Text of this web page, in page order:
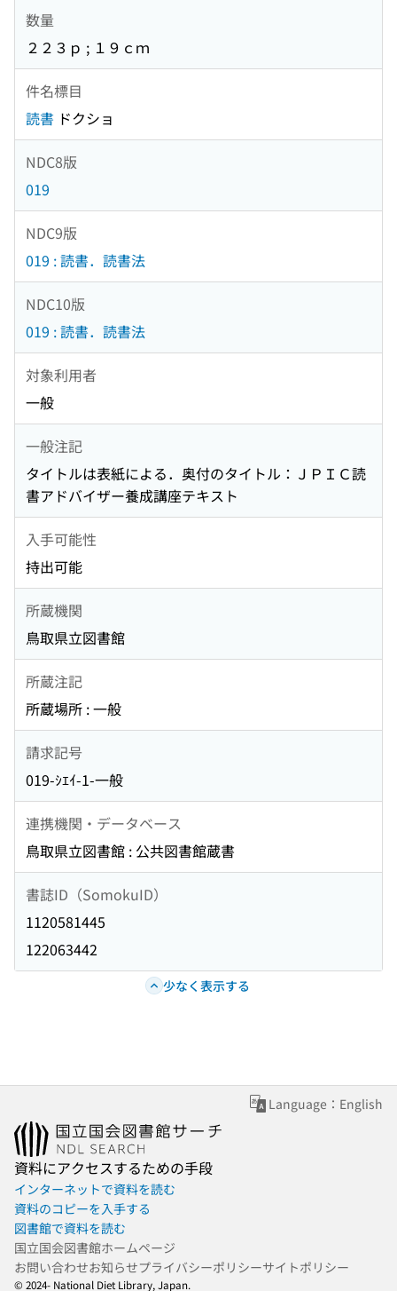
数量
２２３ｐ ; １９ｃｍ
件名標目
読書 ドクショ
NDC8版
019
NDC9版
019 : 読書．読書法
NDC10版
019 : 読書．読書法
対象利用者
一般
一般注記
タイトルは表紙による．奥付のタイトル：ＪＰＩＣ読
書アドバイザー養成講座テキスト
入手可能性
持出可能
所蔵機関
鳥取県立図書館
所蔵注記
所蔵場所 : 一般
請求記号
019-ｼｴｲ-1-一般
連携機関・データベース
鳥取県立図書館 : 公共図書館蔵書
書誌ID（SomokuID）
1120581445
122063442
少なく表示する
Language：English
資料にアクセスするための手段
インターネットで資料を読む
資料のコピーを入手する
図書館で資料を読む
国立国会図書館ホームページ
お問い合わせお知らせプライバシーポリシーサイトポリシー
© 2024- National Diet Library, Japan.